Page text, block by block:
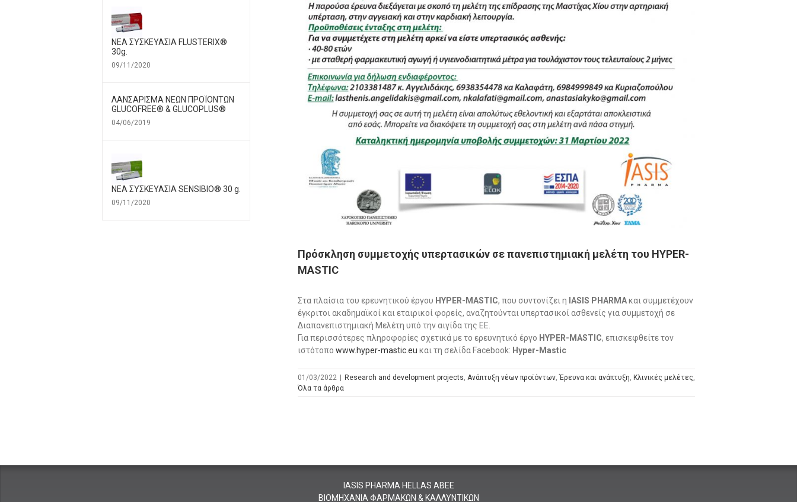
Πρόσκληση συμμετοχής υπερτασικών σε πανεπιστημιακή μελέτη του HYPER-
MASTIC
Στα πλαίσια του ερευνητικού έργου HYPER-MASTIC, που συντονίζει η IASIS PHARMAκαι συμμετέχουν
έγκριτοι ακαδημαϊκοί και εταιρικοί φορείς, αναζητούνται υπερτασικοί ασθενείς για συμμετοχή σε
Διαπανεπιστημιακή Μελέτη υπό την αιγίδα της ΕΕ.
Για περισσότερες πληροφορίες σχετικά με το ερευνητικό έργο HYPER-MASTIC, επισκεφθείτε τον
ιστότοπο www.hyper-mastic.eu και τη σελίδα Facebook: Hyper-Mastic
01/03/2022 Research and development projects, Ανάπτυξη νέων προϊόντων,Έρευνα και ανάπτυξη, Κλινικές μελέτες,
Όλα τα άρθρα
ΝΕΑ ΣΥΣΚΕΥΑΣΙΑ FLUSTERIX®
30g.
09/11/2020
ΛΑΝΣΑΡΙΣΜΑ ΝΕΩΝ ΠΡΟΪΟΝΤΩΝ
GLUCOFREE® & GLUCOPLUS®
04/06/2019
ΝΕΑ ΣΥΣΚΕΥΑΣΙΑ SENSIBIO® 30 g.
09/11/2020
IASIS PHARMA HELLAS ABEE
BIOMHXANIΑ ΦΑΡΜΑΚΩΝ & ΚΑΛΛΥΝΤΙΚΩN